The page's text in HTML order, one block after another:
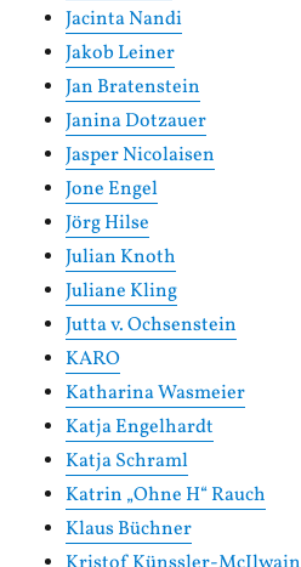
Jacinta Nandi
Jakob Leiner
Jan Bratenstein
Janina Dotzauer
Jasper Nicolaisen
Jone Engel
Jörg Hilse
Julian Knoth
Juliane Kling
Jutta v. Ochsenstein
KARO
Katharina Wasmeier
Katja Engelhardt
Katja Schraml
Katrin „Ohne H“ Rauch
Klaus Büchner